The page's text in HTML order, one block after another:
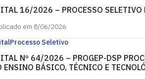
16/2026 – PROCESSO SELETIVO
em 8/06/2026
Processo Seletivo
Nº 64/2026 – PROGEP-DSP
ENSINO BÁSICO, TÉCNICO E